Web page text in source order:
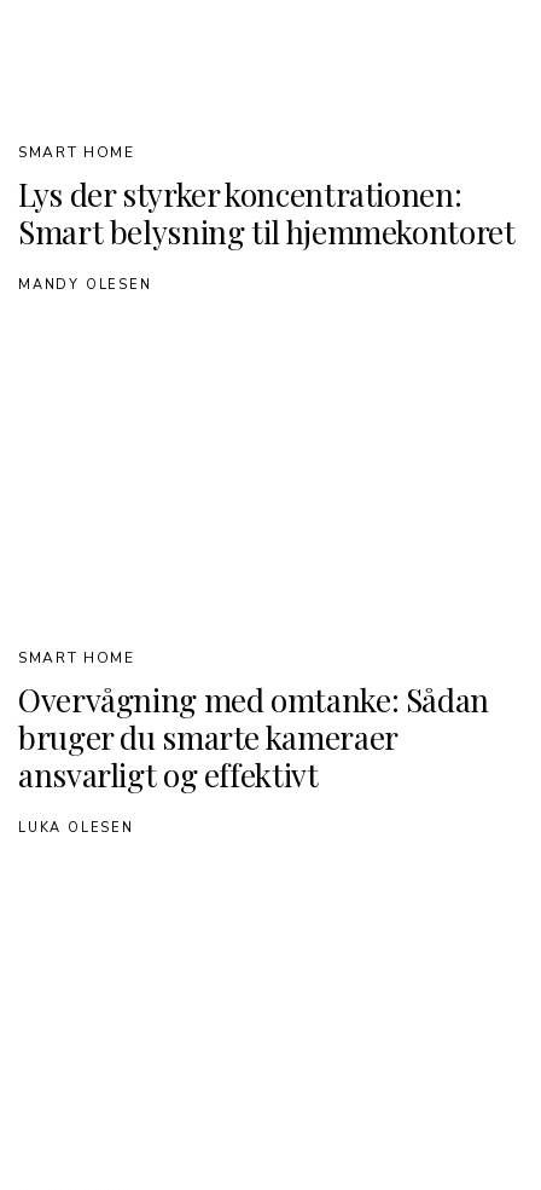
Lys der styrker koncentrationen:
Smart belysning til hjemmekontoret
SMART HOME
MANDY OLESEN
Overvågning med omtanke: Sådan
bruger du smarte kameraer
ansvarligt og effektivt
SMART HOME
LUKA OLESEN